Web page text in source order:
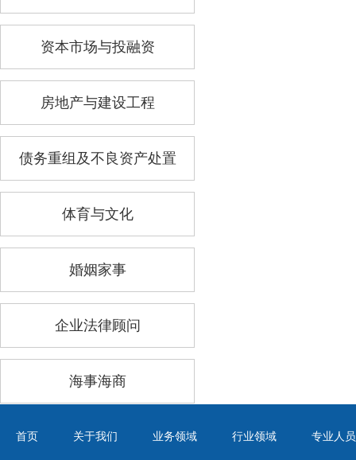
资本市场与投融资
房地产与建设工程
债务重组及不良资产处置
体育与文化
婚姻家事
企业法律顾问
海事海商
首页 关于我们 业务领域 行业领域 专业人员